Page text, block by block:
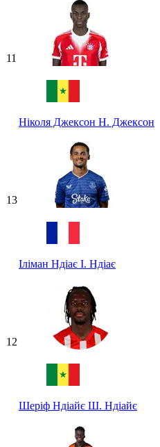
11
Ніколя Джексон Н. Джексон
13
Іліман Ндіає І. Ндіає
12
Шеріф Ндіайє Ш. Ндіайє